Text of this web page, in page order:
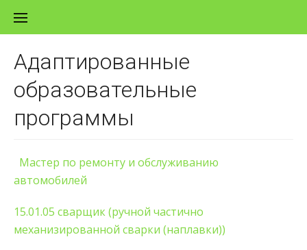
Адаптированные
образовательные
программы
Мастер по ремонту и обслуживанию
автомобилей
15.01.05 сварщик (ручной частично
механизированной сварки (наплавки))